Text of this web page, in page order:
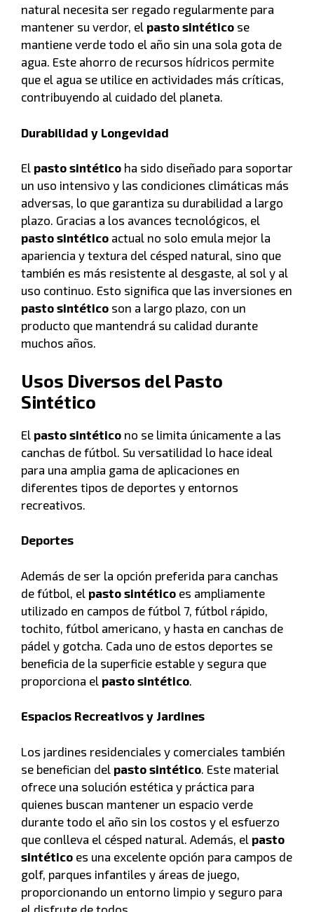
natural necesita ser regado regularmente para
mantener su verdor, el pasto sintético se
mantiene verde todo el año sin una sola gota de
agua. Este ahorro de recursos hídricos permite
que el agua se utilice en actividades más críticas,
contribuyendo al cuidado del planeta.
Durabilidad y Longevidad
El pasto sintético ha sido diseñado para soportar
un uso intensivo y las condiciones climáticas más
adversas, lo que garantiza su durabilidad a largo
plazo. Gracias a los avances tecnológicos, el
pasto sintético actual no solo emula mejor la
apariencia y textura del césped natural, sino que
también es más resistente al desgaste, al sol y al
uso continuo. Esto significa que las inversiones en
pasto sintético son a largo plazo, con un
producto que mantendrá su calidad durante
muchos años.
Usos Diversos del Pasto
Sintético
El pasto sintético no se limita únicamente a las
canchas de fútbol. Su versatilidad lo hace ideal
para una amplia gama de aplicaciones en
diferentes tipos de deportes y entornos
recreativos.
Deportes
Además de ser la opción preferida para canchas
de fútbol, el pasto sintético es ampliamente
utilizado en campos de fútbol 7, fútbol rápido,
tochito, fútbol americano, y hasta en canchas de
pádel y gotcha. Cada uno de estos deportes se
beneficia de la superficie estable y segura que
proporciona el pasto sintético
Espacios Recreativos y Jardines
Los jardines residenciales y comerciales también
se benefician del pasto sintético . Este material
ofrece una solución estética y práctica para
quienes buscan mantener un espacio verde
durante todo el año sin los costos y el esfuerzo
que conlleva el césped natural. Además, el pasto
sintético es una excelente opción para campos de
golf, parques infantiles y áreas de juego,
proporcionando un entorno limpio y seguro para
el disfrute de todos.